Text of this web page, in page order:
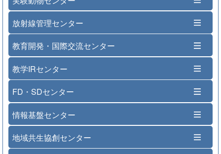
放射線管理センター
教育開発・国際交流センター
教学IRセンター
FD・SDセンター
情報基盤センター
地域共生協創センター